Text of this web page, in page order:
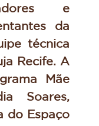
e
da
técnica
Recife. A
Mãe
Soares,
do Espaço